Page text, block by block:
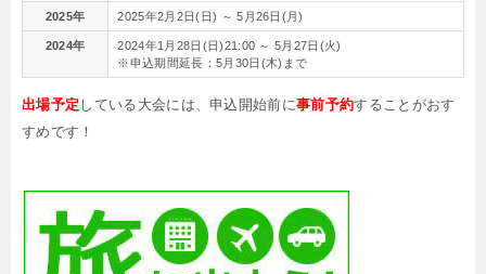
2025年 2025年2月2日(日) ～ 5月26日(月)
2024年
2024年1月28日(日)21:00 ～ 5月27日(火)
※申込期間延長：5月30日(木)まで
出場予定 している大会には、申込開始前に事前予約することがおす
すめです！